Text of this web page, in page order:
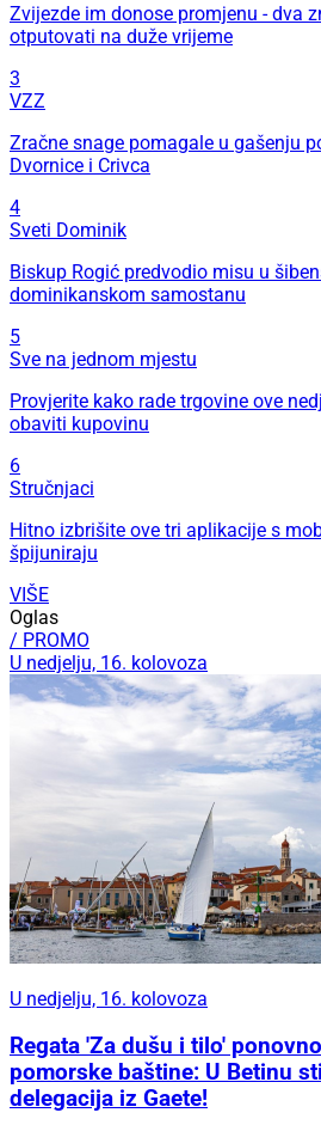
Zvijezde im donose promjenu - dva
otputovati na duže vrijeme
3
VZZ
Zračne snage pomagale u gašenju
Dvornice i Crivca
4
Sveti Dominik
Biskup Rogić predvodio misu u
dominikanskom samostanu
5
Sve na jednom mjestu
Provjerite kako rade trgovine ove
obaviti kupovinu
6
Stručnjaci
Hitno izbrišite ove tri aplikacije s
špijuniraju
VIŠE
Oglas
/ PROMO
U nedjelju, 16. kolovoza
U nedjelju, 16. kolovoza
Regata 'Za dušu i tilo'
pomorske baštine: U Betinu
delegacija iz Gaete!